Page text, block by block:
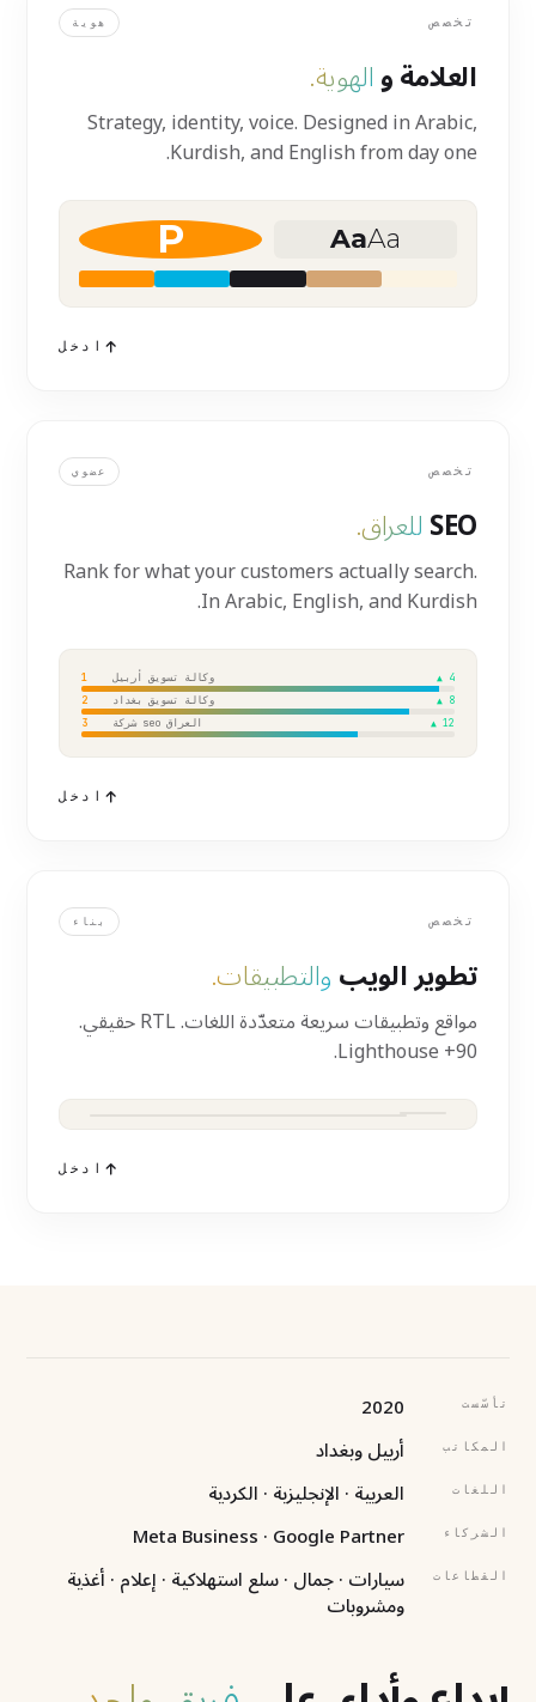
تخصص هوية
العلامة والهوية.
Strategy, identity, voice. Designed in Arabic,
Kurdish, and English from day one.
P AaAa
ادخل
تخصص عضوي
SEOللعراق.
Rank for what your customers actually search.
In Arabic, English, and Kurdish.
1 وكالة تسويق أربيل ▲ 4
2 وكالة تسويق بغداد ▲ 8
3 شركة seo العراق ▲ 12
ادخل
تخصص بناء
تطوير الويبوالتطبيقات.
مواقع وتطبيقات سريعة متعدّدة اللغات. RTL حقيقي.
Lighthouse +90.
ادخل
تأسّست 2020
المكاتب أربيل وبغداد
اللغات العربية · الإنجليزية · الكردية
الشركاء Meta Business · Google Partner
القطاعات سيارات · جمال · سلع استهلاكية · إعلام · أغذية
ومشروبات